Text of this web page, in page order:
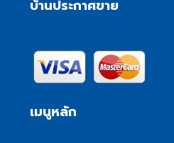
บ้านประกาศขาย
เมนูหลัก